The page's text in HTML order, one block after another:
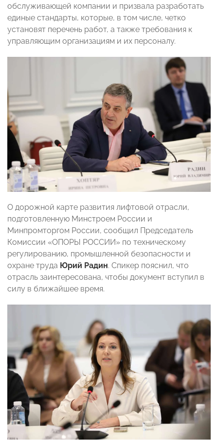
обслуживающей компании и призвала разработать
единые стандарты, которые, в том числе, четко
установят перечень работ, а также требования к
управляющим организациям и их персоналу.
О дорожной карте развития лифтовой отрасли,
подготовленную Минстроем России и
Минпромторгом России, сообщил Председатель
Комиссии «ОПОРЫ РОССИИ» по техническому
регулированию, промышленной безопасности и
охране труда Юрий Радин. Спикер пояснил, что
отрасль заинтересована, чтобы документ вступил в
силу в ближайшее время.